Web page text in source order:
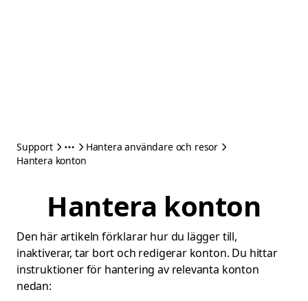
Support
Hantera användare och resor
Hantera konton
Hantera konton
Den här artikeln förklarar hur du lägger till,
inaktiverar, tar bort och redigerar konton. Du hittar
instruktioner för hantering av relevanta konton
nedan: